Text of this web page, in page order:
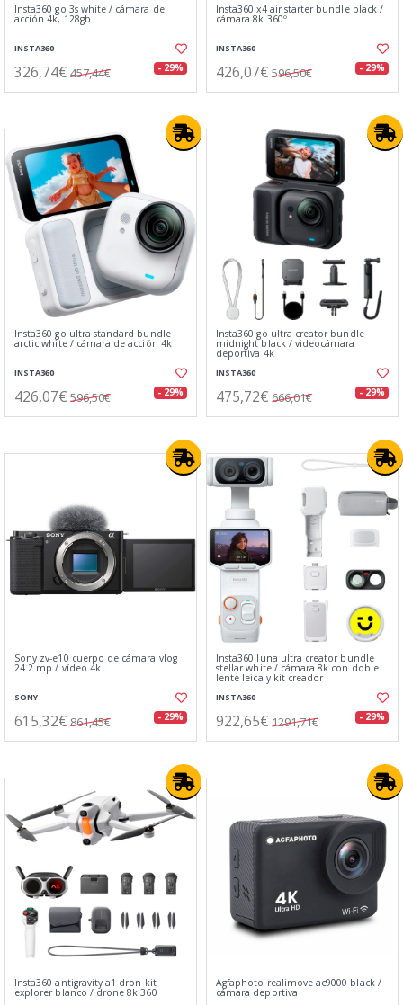
Insta360 go 3s white / cámara de
acción 4k, 128gb
INSTA360
326,74€ 457,44€ - 29%
Insta360 x4 air starter bundle black /
cámara 8k 360º
INSTA360
426,07€ 596,50€ - 29%
Insta360 go ultra standard bundle
arctic white / cámara de acción 4k
INSTA360
426,07€ 596,50€ - 29%
Insta360 go ultra creator bundle
midnight black / videocámara
deportiva 4k
INSTA360
475,72€ 666,01€ - 29%
Sony zv-e10 cuerpo de cámara vlog
24.2 mp / vídeo 4k
SONY
615,32€ 861,45€ - 29%
Insta360 luna ultra creator bundle
stellar white / cámara 8k con doble
lente leica y kit creador
INSTA360
922,65€ 1291,71€ - 29%
Insta360 antigravity a1 dron kit
explorer blanco / drone 8k 360
Agfaphoto realimove ac9000 black /
cámara deportiva